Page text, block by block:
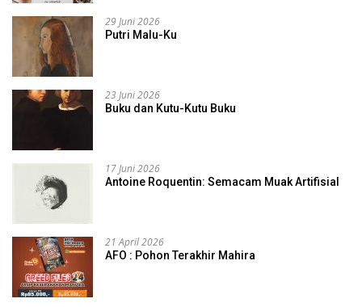
29 Juni 2026
Putri Malu-Ku
23 Juni 2026
Buku dan Kutu-Kutu Buku
17 Juni 2026
Antoine Roquentin: Semacam Muak Artifisial
21 April 2026
AFO : Pohon Terakhir Mahira